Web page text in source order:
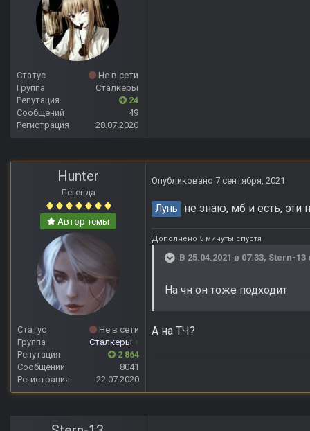
Статус
Не в сети
Группа
Сталкеры
Репутация
24
Сообщений
49
Регистрация
28.07.2020
Hunter
Легенда
Автор темы
Статус
Не в сети
Группа
Сталкеры +
Репутация
2 864
Сообщений
8041
Регистрация
22.07.2020
Опубликовано 7 сентября, 2021
Лунь не знаю, мб и есть, эти
Дополнено 5 минуты спустя
В 25.04.2021 в 07:33, Stern-13
На чн он тоже подходит
А на ТЧ?